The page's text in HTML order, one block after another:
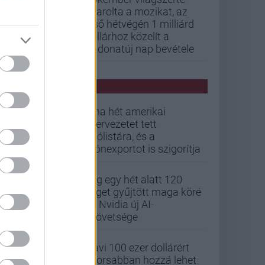
letarolta a mozikat, az
első hétvégén 1 milliárd
dollárhoz közelít a
Vadonatúj nap bevétele
Kína hét amerikai
szervezetet tett
tiltólistára, és a
drónexportot is szigorítja
Alig egy hét alatt 120
céget gyűjtött maga köré
az Nvidia új AI-
szövetsége
Havi 100 ezer dollárért
gyorsabban hozzá lehet